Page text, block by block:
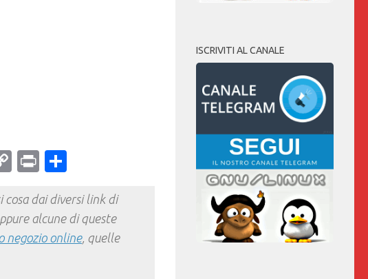
CopyPrint
cosa dai diversi link di
alcune di queste
negozio online, quelle
ISCRIVITI AL CANALE